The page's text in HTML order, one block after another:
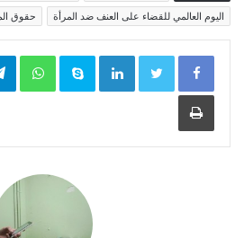
اليوم العالمي للقضاء على العنف ضد المرأة
حقوق
LinkedIn
Skype
طباعة